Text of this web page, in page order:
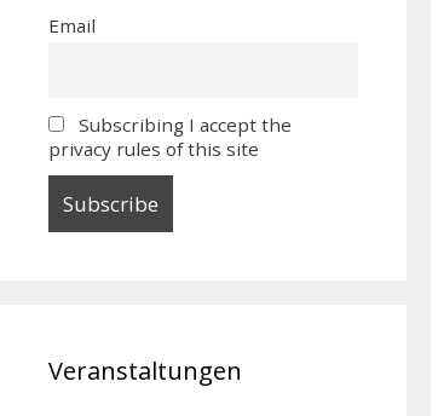
Email
Subscribing I accept the
privacy rules of this site
Veranstaltungen